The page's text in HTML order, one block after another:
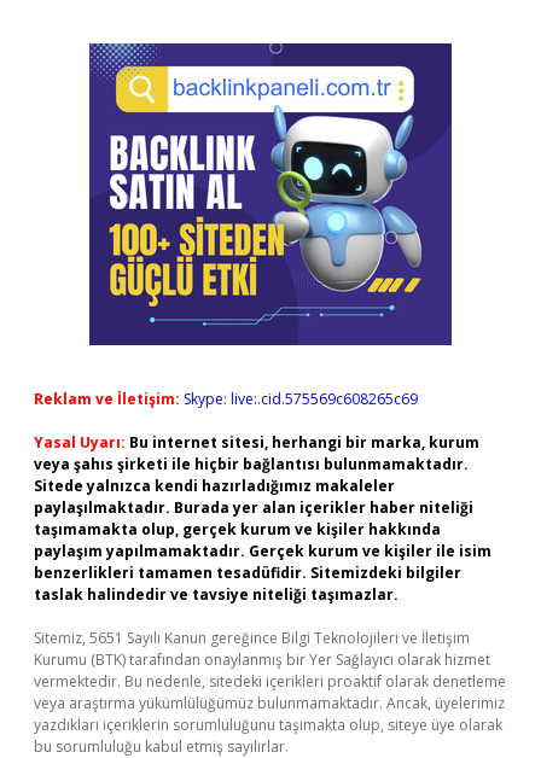
Reklam ve İletişim: Skype: live:.cid.575569c608265c69
Yasal Uyarı: Bu internet sitesi, herhangi bir marka, kurum
veya şahıs şirketi ile hiçbir bağlantısı bulunmamaktadır.
Sitede yalnızca kendi hazırladığımız makaleler
paylaşılmaktadır. Burada yer alan içerikler haber niteliği
taşımamakta olup, gerçek kurum ve kişiler hakkında
paylaşım yapılmamaktadır. Gerçek kurum ve kişiler ile isim
benzerlikleri tamamen tesadüfidir. Sitemizdeki bilgiler
taslak halindedir ve tavsiye niteliği taşımazlar.
Sitemiz, 5651 Sayılı Kanun gereğince Bilgi Teknolojileri ve İletişim
Kurumu (BTK) tarafından onaylanmış bir Yer Sağlayıcı olarak hizmet
vermektedir. Bu nedenle, sitedeki içerikleri proaktif olarak denetleme
veya araştırma yükümlülüğümüz bulunmamaktadır. Ancak, üyelerimiz
yazdıkları içeriklerin sorumluluğunu taşımakta olup, siteye üye olarak
bu sorumluluğu kabul etmiş sayılırlar.